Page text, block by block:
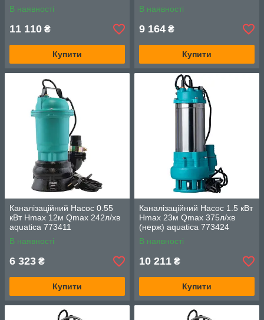
В наявності
11 110 ₴
Купити
В наявності
9 164 ₴
Купити
Каналізаційний Насос 0.55
кВт Hmax 12м Qmax 242л/хв
aquatica 773411
В наявності
6 323 ₴
Купити
Каналізаційний Насос 1.5 кВт
Hmax 23м Qmax 375л/хв
(нерж) aquatica 773424
В наявності
10 211 ₴
Купити